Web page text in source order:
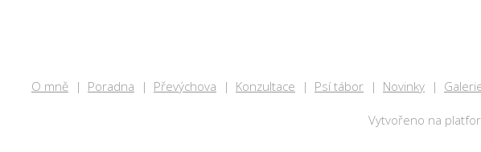
O mně Poradna Převýchova Konzultace Psí tábor Novinky
Vytvořeno na